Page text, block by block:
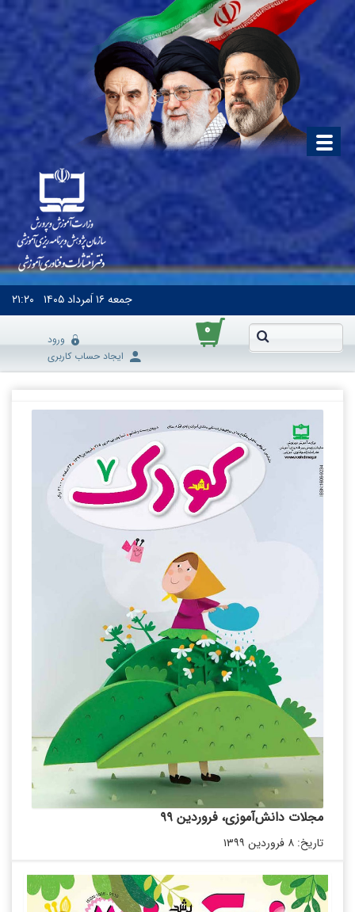
جمعه۱۶ اَمرداد ۱۴۰۵ ۲۱:۲۰
۰
ورود
ایجاد حساب کاربری
مجلات دانش‌آموزی، فروردین ۹۹
تاریخ: ۸ فروردین ۱۳۹۹